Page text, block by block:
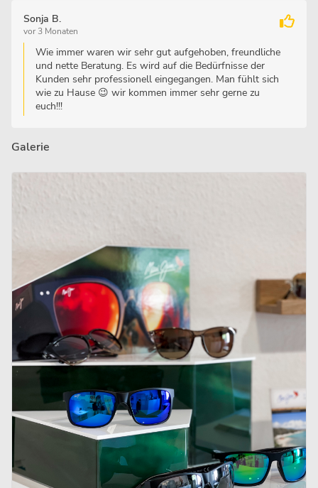
Sonja B.
vor 3 Monaten
Wie immer waren wir sehr gut aufgehoben, freundliche
und nette Beratung. Es wird auf die Bedürfnisse der
Kunden sehr professionell eingegangen. Man fühlt sich
wie zu Hause 😉 wir kommen immer sehr gerne zu
euch!!!
Galerie